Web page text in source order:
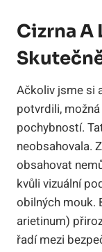
Cizrna A
Ačkoliv jsme si
potvrdili,
pochybností.
neobsahovala.
obsahovat
kvůli vizuální
obilných mouk.
arietinum)
řadí mezi